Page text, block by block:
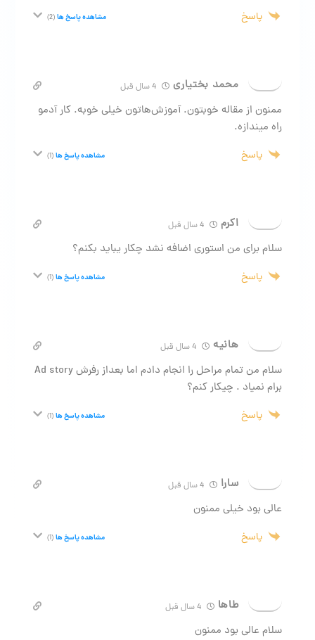
پاسخ مشاهده پاسخ ها(2)
محمد بختیاری
ممنون از مقاله خوبتون. آموزش‌هاتون خیلی خوبه. کار آدمو
راه میندازه.
پاسخ مشاهده پاسخ ها(1)
اکرم
سلام برای من استوری اضافه نشد چکار یباید بکنم؟
پاسخ مشاهده پاسخ ها(1)
هانیه
سلام من تمام مراحل را انجام دادم اما بعداز رفرش Ad story
برام نمیاد . چیکار کنم؟
پاسخ مشاهده پاسخ ها(1)
سارا
عالی بود خیلی ممنون
پاسخ مشاهده پاسخ ها(1)
طاها
سلام عالی بود ممنون